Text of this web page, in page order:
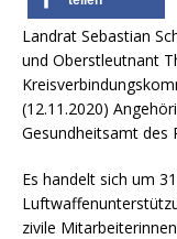
Landrat Sebastian
und Oberstleutnant
(12.11.2020)
Gesundheitsamt des
Es handelt sich um
zivile